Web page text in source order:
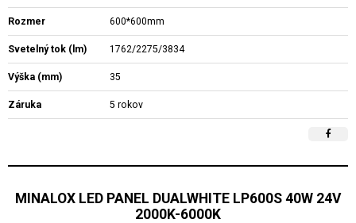
Rozmer 600*600mm
Svetelný tok (lm) 1762/2275/3834
Výška (mm) 35
Záruka 5 rokov
MINALOX LED PANEL DUALWHITE LP600S 40W 24V
2000K-6000K